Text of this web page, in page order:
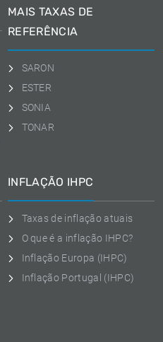
MAIS TAXAS DE
REFERÊNCIA
SARON
ESTER
SONIA
TONAR
INFLAÇÃO IHPC
Taxas de inflação atuais
O que é a inflação IHPC?
Inflação Europa (IHPC)
Inflação Portugal (IHPC)